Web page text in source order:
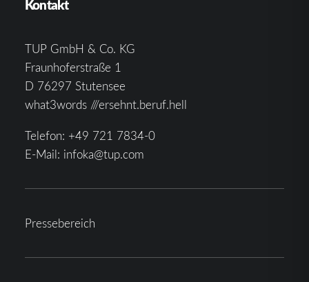
Kontakt
TUP GmbH & Co. KG
Fraunhoferstraße 1
D 76297 Stutensee
what3words ///ersehnt.beruf.hell
Telefon: +49 721 7834-0
E-Mail: infoka@tup.com
Pressebereich